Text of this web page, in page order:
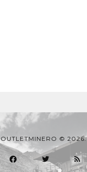
OUTLETMINERO © 2026.